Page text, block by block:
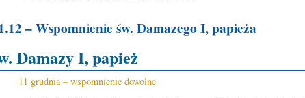
– Wspomnienie św. Damazego I, papieża
Damazy I, papież
11 grudnia – wspomnienie dowolne